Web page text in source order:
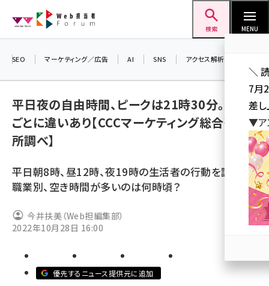
ン
検索 MENU
seo (3519)
youtube (2425)
セミナー (2301)
meo (1274)
SEO マーケティング／広告 AI SNS アクセス解析／データ分析
平日夜の自由時間、ピークは21時30分。職業
ごとに違いあり【CCCマーケティング総合研究
所調べ】
平日朝8時、昼12時、夜19時の生活者の行動を調査。
職業別、空き時間が多いのは何時頃？
今井扶美（Web担編集部）
2022年10月28日 16:00
優先するニュース提供元に追加
＼
7月
差し
▼ア